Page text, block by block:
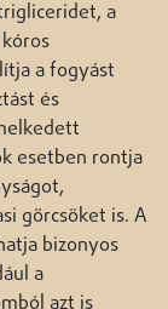
a
a fogyást
és
esetben rontja
görcsöket is. A
bizonyos
a